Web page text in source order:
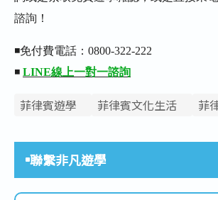
諮詢！
◾免付費電話：0800-322-222
◾ LINE線上一對一諮詢
菲律賓遊學 菲律賓文化生活 菲
聯繫非凡遊學